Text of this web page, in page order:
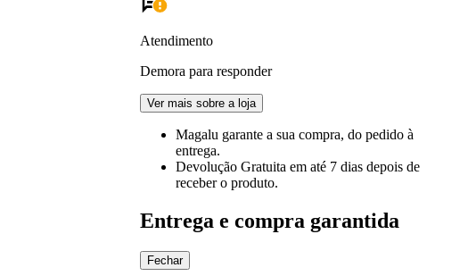
Atendimento
Demora para responder
Ver mais sobre a loja
Magalu garante a sua compra, do pedido à
entrega.
Devolução Gratuita em até 7 dias depois de
receber o produto.
Entrega e compra garantida
Fechar